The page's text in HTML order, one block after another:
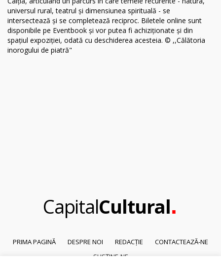
CapitalCultural.
PRIMA PAGINĂ DESPRE NOI REDACȚIE
CONTACTEAZĂ-NE